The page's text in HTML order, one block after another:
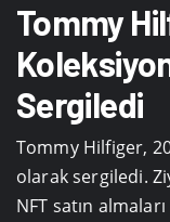
Tommy
Sergiledi
Tommy Hilfiger,
olarak sergiledi.
NFT satın